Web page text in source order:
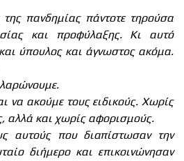
πανδημίας πάντοτε τηρούσα
και προφύλαξης. Κι αυτό
και ύπουλος και άγνωστος ακόμα.
να ακούμε τους ειδικούς. Χωρίς
αλλά και χωρίς αφορισμούς.
αυτούς που διαπίστωσαν την
διήμερο και επικοινώνησαν